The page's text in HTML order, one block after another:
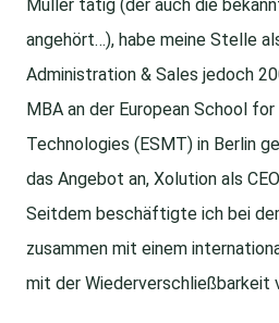
Müller tätig (der auch die
angehört…), habe meine Stelle
Administration & Sales jedoch
MBA an der European School
Technologies (ESMT) in Berlin
das Angebot an, Xolution als
Seitdem beschäftigte ich bei
zusammen mit einem
mit der Wiederverschließbarkeit